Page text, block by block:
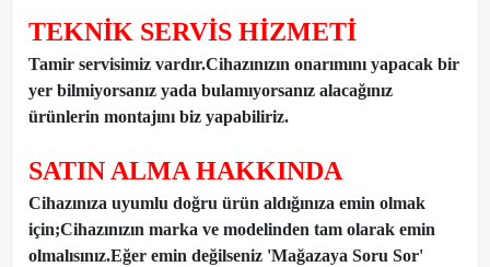
TEKNİK SERVİS HİZMETİ
Tamir servisimiz vardır.Cihazınızın onarımını yapacak bir
yer bilmiyorsanız yada bulamıyorsanız alacağınız
ürünlerin montajını biz yapabiliriz.
SATIN ALMA HAKKINDA
Cihazınıza uyumlu doğru ürün aldığınıza emin olmak
için;Cihazınızın marka ve modelinden tam olarak emin
olmalısınız.Eğer emin değilseniz 'Mağazaya Soru Sor'